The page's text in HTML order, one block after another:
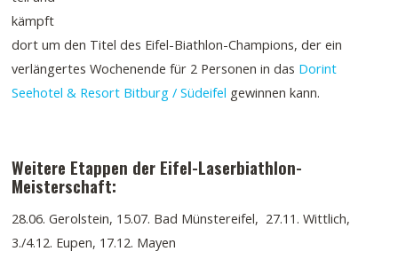
kämpft
dort um den Titel des Eifel-Biathlon-Champions, der ein
verlängertes Wochenende für 2 Personen in das Dorint
Seehotel & Resort Bitburg / Südeifel gewinnen kann.
Weitere Etappen der Eifel-Laserbiathlon-
Meisterschaft:
28.06. Gerolstein, 15.07. Bad Münstereifel, 27.11. Wittlich,
3./4.12. Eupen, 17.12. Mayen